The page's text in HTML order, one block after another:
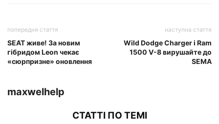
попередня стаття
SEAT живе! За новим
гібридом Leon чекає
«сюрпризне» оновлення
наступна стаття
Wild Dodge Charger і Ram
1500 V-8 вирушайте до
SEMA
maxwelhelp
СТАТТІ ПО ТЕМІ